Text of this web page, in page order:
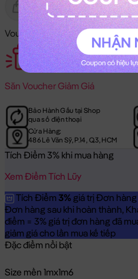
Gửi Tặng Hết
Voucher Mã Khuyến Mãi:
Săn Voucher Giảm Giá
Bảo Hành Gấu tại Shop
qua số điện thoại
Cửa Hàng:
486 Lê Văn Sỹ, P.14, Q.3, HCM
Tích Điểm 3% khi mua hàng
Xem Điểm Tích Lũy
Tích Điểm 3% giá trị Đơn hàng
Đơn hàng sau khi hoàn thành,
điểm = 3% giá trị đơn hàng đã
giảm giá cho lần mua kế tiếp
Đặc điểm nổi bật
Size mền 1mx1m6